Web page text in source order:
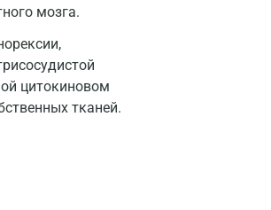
мозга.
цитокиновом
тканей.